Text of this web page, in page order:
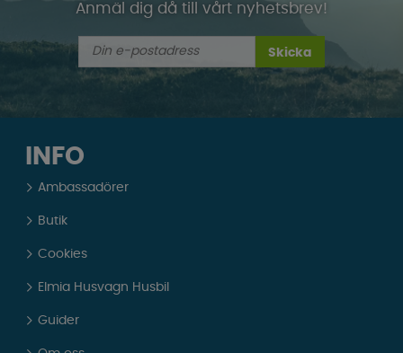
Anmäl dig då till vårt nyhetsbrev!
Skicka
INFO
Ambassadörer
Butik
Cookies
Elmia Husvagn Husbil
Guider